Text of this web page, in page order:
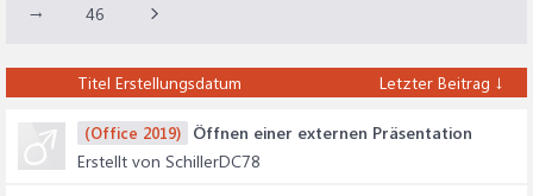
→ 46
Titel Erstellungsdatum Letzter Beitrag ↓
(Office 2019)
Öffnen einer externen Präsentation
Erstellt von SchillerDC78